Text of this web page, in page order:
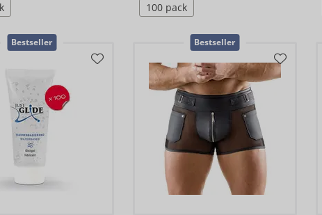
100 pack
Bestseller Bestseller